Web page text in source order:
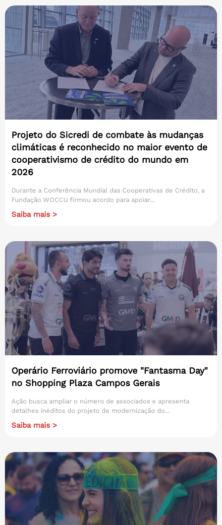
Projeto do Sicredi de combate às mudanças
climáticas é reconhecido no maior evento de
cooperativismo de crédito do mundo em
2026
Durante a Conferência Mundial das Cooperativas de Crédito, a
Fundação WOCCU firmou acordo para apoiar...
Saiba mais >
Operário Ferroviário promove "Fantasma Day"
no Shopping Plaza Campos Gerais
Ação busca ampliar o número de associados e apresenta
detalhes inéditos do projeto de modernização do...
Saiba mais >